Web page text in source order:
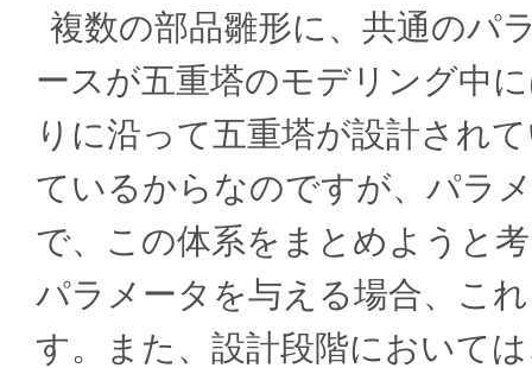
複数の部品雛形に、共通のパ
ースが五重塔のモデリング中
りに沿って五重塔が設計され
ているからなのですが、パラ
で、この体系をまとめようと
パラメータを与える場合、こ
す。また、設計段階において